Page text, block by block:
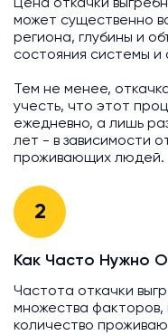
Цена откачки
может существенно
региона, глубины и
состояния системы и
Тем не менее,
учесть, что этот
ежедневно, а лишь
лет - в зависимости
проживающих людей.
2
Как Часто Нужно
Частота откачки
множества факторов,
количество